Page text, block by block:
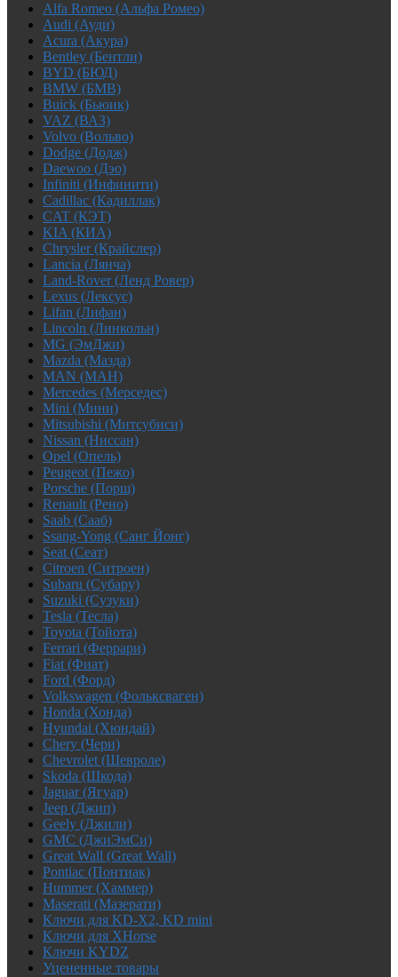
Alfa Romeo (Альфа Ромео)
Audi (Ауди)
Acura (Акура)
Bentley (Бентли)
BYD (БЮД)
BMW (БМВ)
Buick (Бьюик)
VAZ (ВАЗ)
Volvo (Вольво)
Dodge (Додж)
Daewoo (Дэо)
Infiniti (Инфинити)
Cadillac (Кадиллак)
CAT (КЭТ)
KIA (КИА)
Chrysler (Крайслер)
Lancia (Лянча)
Land-Rover (Ленд Ровер)
Lexus (Лексус)
Lifan (Лифан)
Lincoln (Линкольн)
MG (ЭмДжи)
Mazda (Мазда)
MAN (МАН)
Mercedes (Мерседес)
Mini (Мини)
Mitsubishi (Митсубиси)
Nissan (Ниссан)
Opel (Опель)
Peugeot (Пежо)
Porsche (Порш)
Renault (Рено)
Saab (Сааб)
Ssang-Yong (Санг Йонг)
Seat (Сеат)
Citroen (Ситроен)
Subaru (Субару)
Suzuki (Сузуки)
Tesla (Тесла)
Toyota (Тойота)
Ferrari (Феррари)
Fiat (Фиат)
Ford (Форд)
Volkswagen (Фольксваген)
Honda (Хонда)
Hyundai (Хюндай)
Chery (Чери)
Chevrolet (Шевроле)
Skoda (Шкода)
Jaguar (Ягуар)
Jeep (Джип)
Geely (Джили)
GMC (ДжиЭмСи)
Great Wall (Great Wall)
Pontiac (Понтиак)
Hummer (Хаммер)
Maserati (Мазерати)
Ключи для KD-X2, KD mini
Ключи для XHorse
Ключи KYDZ
Уцененные товары